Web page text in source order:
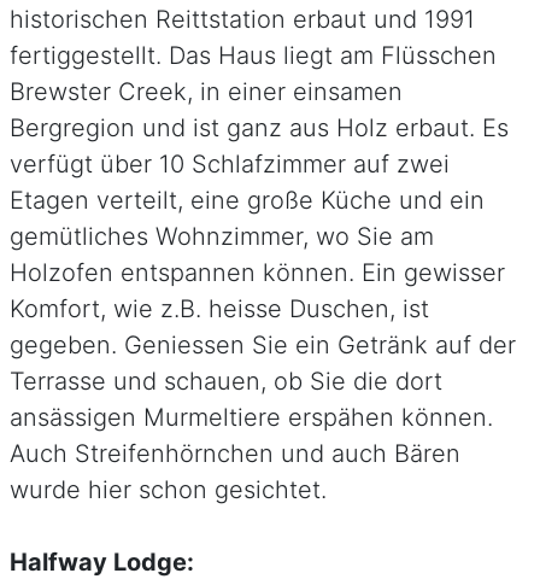
historischen Reittstation erbaut und 1991
fertiggestellt. Das Haus liegt am Flüsschen
Brewster Creek, in einer einsamen
Bergregion und ist ganz aus Holz erbaut. Es
verfügt über 10 Schlafzimmer auf zwei
Etagen verteilt, eine große Küche und ein
gemütliches Wohnzimmer, wo Sie am
Holzofen entspannen können. Ein gewisser
Komfort, wie z.B. heisse Duschen, ist
gegeben. Geniessen Sie ein Getränk auf der
Terrasse und schauen, ob Sie die dort
ansässigen Murmeltiere erspähen können.
Auch Streifenhörnchen und auch Bären
wurde hier schon gesichtet.
Halfway Lodge: